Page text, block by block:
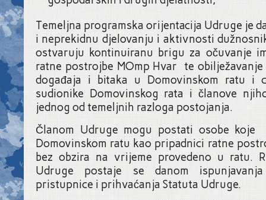
Temeljna programska orijentacija Udruge je
i neprekidnu djelovanju i aktivnosti
ostvaruju kontinuiranu brigu za očuvanje
ratne postrojbe MOmp Hvar te
događaja i bitaka u Domovinskom ratu i
sudionike Domovinskog rata i članove
jednog od temeljnih razloga postojanja.
Članom Udruge mogu postati osobe koje
Domovinskom ratu kao pripadnici ratne
bez obzira na vrijeme provedeno u ratu.
Udruge postaje se danom
pristupnice i prihvaćanja Statuta Udruge.